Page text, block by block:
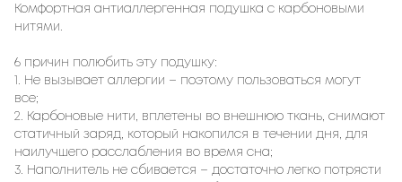
Комфортная антиаллергенная подушка с карбоновыми
нитями.
6 причин полюбить эту подушку:
1. Не вызывает аллергии – поэтому пользоваться могут
все;
2. Карбоновые нити, вплетены во внешнюю ткань, снимают
статичный заряд, который накопился в течении дня, для
наилучшего расслабления во время сна;
3. Наполнитель не сбивается – достаточно легко потрясти